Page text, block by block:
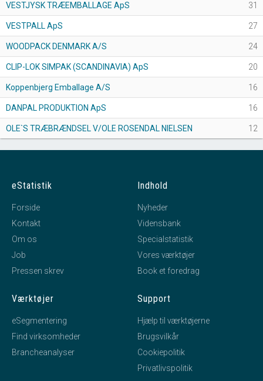
VESTJYSK TRÆEMBALLAGE ApS 31
VESTPALL ApS 27
WOODPACK DENMARK A/S 24
CLIP-LOK SIMPAK (SCANDINAVIA) ApS 20
Koppenbjerg Emballage A/S 16
DANPAL PRODUKTION ApS 16
OLE`S TRÆBRÆNDSEL V/OLE ROSENDAL NIELSEN 12
eStatistik
Forside
Kontakt
Om os
Job
Pressen skrev
Indhold
Nyheder
Vidensbank
Specialstatistik
Vores værktøjer
Book et foredrag
Værktøjer
eSegmentering
Find virksomheder
Brancheanalyser
Support
Hjælp til værktøjerne
Brugsvilkår
Cookiepolitik
Privatlivspolitik